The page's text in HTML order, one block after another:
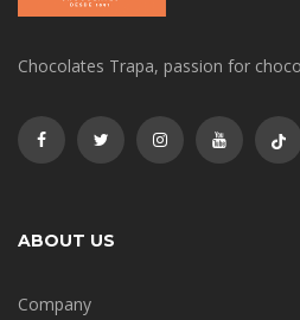
Chocolates Trapa, passion for
ABOUT US
Company